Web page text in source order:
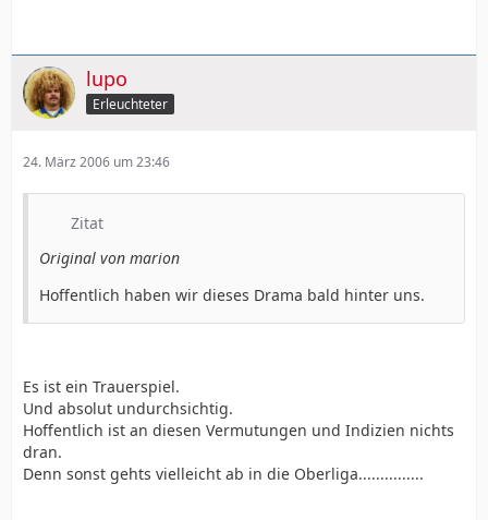
lupo
Erleuchteter
24. März 2006 um 23:46
Zitat
Original von marion
Hoffentlich haben wir dieses Drama bald hinter uns.
Es ist ein Trauerspiel.
Und absolut undurchsichtig.
Hoffentlich ist an diesen Vermutungen und Indizien nichts
dran.
Denn sonst gehts vielleicht ab in die Oberliga...............